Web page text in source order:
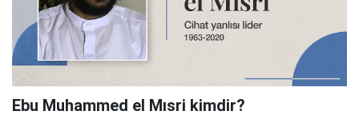
Ebu Muhammed el Mısri kimdir?